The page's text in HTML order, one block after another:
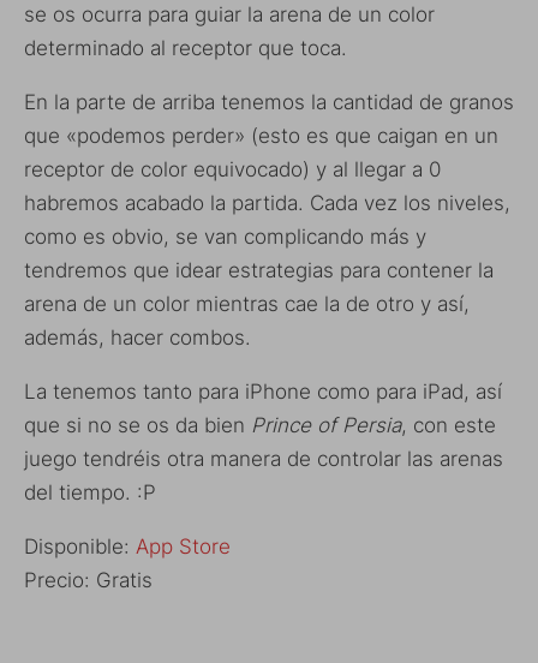
se os ocurra para guiar la arena de un color
determinado al receptor que toca.
En la parte de arriba tenemos la cantidad de granos
que «podemos perder» (esto es que caigan en un
receptor de color equivocado) y al llegar a 0
habremos acabado la partida. Cada vez los niveles,
como es obvio, se van complicando más y
tendremos que idear estrategias para contener la
arena de un color mientras cae la de otro y así,
además, hacer combos.
La tenemos tanto para iPhone como para iPad, así
que si no se os da bien Prince of Persia, con este
juego tendréis otra manera de controlar las arenas
del tiempo. :P
Disponible: App Store
Precio: Gratis